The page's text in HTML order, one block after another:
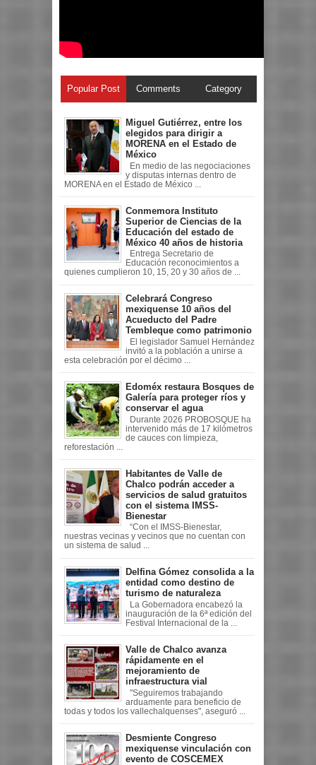
Popular Post Comments Category
Miguel Gutiérrez, entre los
elegidos para dirigir a
MORENA en el Estado de
México
En medio de las negociaciones
y disputas internas dentro de
MORENA en el Estado de México ...
Conmemora Instituto
Superior de Ciencias de la
Educación del estado de
México 40 años de historia
Entrega Secretario de
Educación reconocimientos a
quienes cumplieron 10, 15, 20 y 30 años de ...
Celebrará Congreso
mexiquense 10 años del
Acueducto del Padre
Tembleque como patrimonio
El legislador Samuel Hernández
invitó a la población a unirse a
esta celebración por el décimo ...
Edoméx restaura Bosques de
Galería para proteger ríos y
conservar el agua
Durante 2026 PROBOSQUE ha
intervenido más de 17 kilómetros
de cauces con limpieza,
reforestación ...
Habitantes de Valle de
Chalco podrán acceder a
servicios de salud gratuitos
con el sistema IMSS-
Bienestar
“Con el IMSS-Bienestar,
nuestras vecinas y vecinos que no cuentan con
un sistema de salud ...
Delfina Gómez consolida a la
entidad como destino de
turismo de naturaleza
La Gobernadora encabezó la
inauguración de la 6ª edición del
Festival Internacional de la ...
Valle de Chalco avanza
rápidamente en el
mejoramiento de
infraestructura vial
"Seguiremos trabajando
arduamente para beneficio de
todas y todos los vallechalquenses", aseguró ...
Desmiente Congreso
mexiquense vinculación con
evento de COSCEMEX